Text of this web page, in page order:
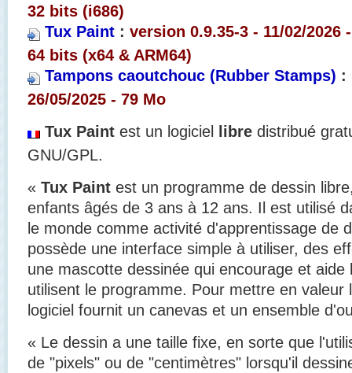
32 bits (i686)
Tux Paint : version 0.9.35-3 - 11/02/2026
64 bits (x64 & ARM64)
Tampons caoutchouc (Rubber Stamps) :
26/05/2025 - 79 Mo
Tux Paint est un logiciel libre distribué
GNU/GPL.
« Tux Paint est un programme de dessin
enfants âgés de 3 ans à 12 ans. Il est utilisé
le monde comme activité d'apprentissage de
possède une interface simple à utiliser, des
une mascotte dessinée qui encourage et aide
utilisent le programme. Pour mettre en valeur
logiciel fournit un canevas et un ensemble
« Le dessin a une taille fixe, en sorte que
de "pixels" ou de "centimètres" lorsqu'il